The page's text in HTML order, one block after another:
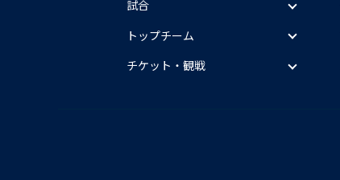
試合
トップチーム
チケット・観戦